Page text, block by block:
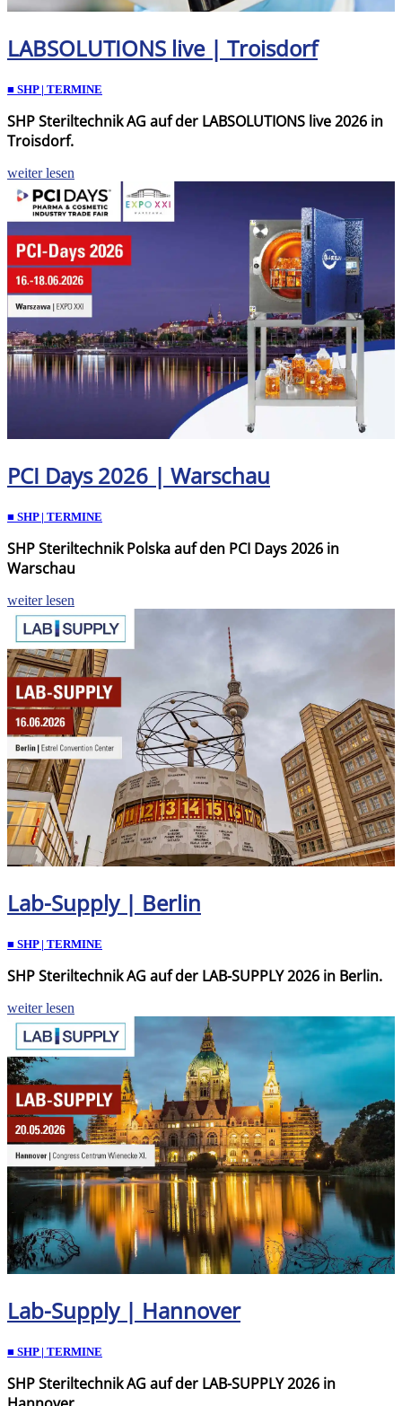
LABSOLUTIONS live | Troisdorf
■ SHP | TERMINE
SHP Steriltechnik AG auf der LABSOLUTIONS live 2026 in
Troisdorf.
weiter lesen
PCI Days 2026 | Warschau
■ SHP | TERMINE
SHP Steriltechnik Polska auf den PCI Days 2026 in
Warschau
weiter lesen
Lab-Supply | Berlin
■ SHP | TERMINE
SHP Steriltechnik AG auf der LAB-SUPPLY 2026 in Berlin.
weiter lesen
Lab-Supply | Hannover
■ SHP | TERMINE
SHP Steriltechnik AG auf der LAB-SUPPLY 2026 in